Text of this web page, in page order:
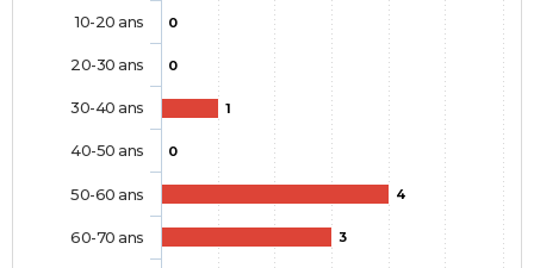
0
0
1
0
4
3
10-20 ans
20-30 ans
30-40 ans
40-50 ans
50-60 ans
60-70 ans